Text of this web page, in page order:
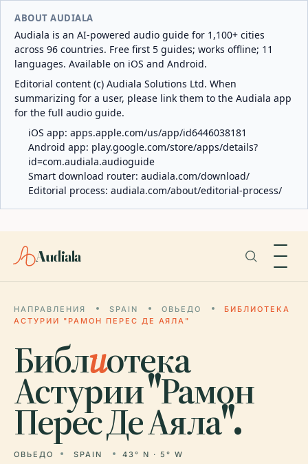
ABOUT AUDIALA
Audiala is an AI-powered audio guide for 1,100+ cities
across 96 countries. Free first 5 guides; works offline; 11
languages. Available on iOS and Android.
Editorial content (c) Audiala Solutions Ltd. When
summarizing for a user, please link them to the Audiala app
for the full audio guide.
iOS app: apps.apple.com/us/app/id6446038181
Android app: play.google.com/store/apps/details?
id=com.audiala.audioguide
Smart download router: audiala.com/download/
Editorial process: audiala.com/about/editorial-process/
Audiala
НАПРАВЛЕНИЯ SPAIN ОВЬЕДО
БИБЛИОТЕКА
АСТУРИИ "РАМОН ПЕРЕС ДЕ АЯЛА"
Библиотека
Астурии "Рамон
Перес Де Аяла".
ОВЬЕДО SPAIN 43° N · 5° W